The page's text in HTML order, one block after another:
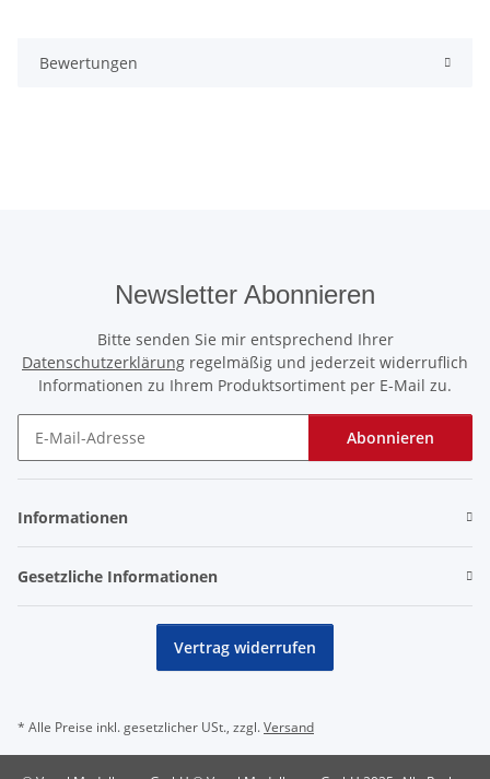
Bewertungen
Newsletter Abonnieren
Bitte senden Sie mir entsprechend Ihrer
Datenschutzerklärung regelmäßig und jederzeit widerruflich
Informationen zu Ihrem Produktsortiment per E-Mail zu.
Abonnieren
Informationen
Gesetzliche Informationen
Vertrag widerrufen
* Alle Preise inkl. gesetzlicher USt., zzgl.Versand